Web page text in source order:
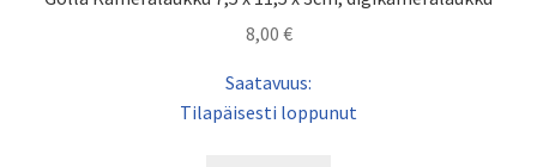
8,00 €
Saatavuus:
Tilapäisesti loppunut